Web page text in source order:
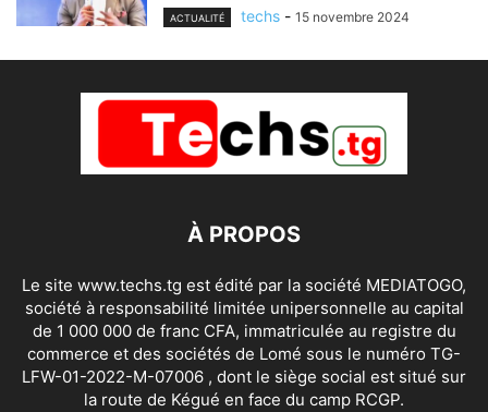
ACTUALITÉ techs - 15 novembre 2024
À PROPOS
Le site www.techs.tg est édité par la société MEDIATOGO,
société à responsabilité limitée unipersonnelle au capital
de 1 000 000 de franc CFA, immatriculée au registre du
commerce et des sociétés de Lomé sous le numéro TG-
LFW-01-2022-M-07006 , dont le siège social est situé sur
la route de Kégué en face du camp RCGP.